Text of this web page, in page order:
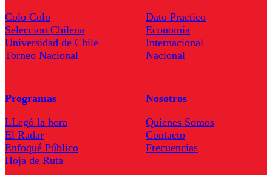
Colo Colo
Seleccion Chilena
Universidad de Chile
Torneo Nacional
Dato Practico
Economía
Internacional
Nacional
Programas
LLegó la hora
El Radar
Enfoqué Público
Hoja de Ruta
Nosotros
Quienes Somos
Contacto
Frecuencias